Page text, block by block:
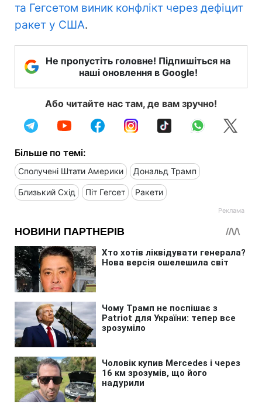
та Гегсетом виник конфлікт через дефіцит
ракет у США.
Не пропустіть головне! Підпишіться на
наші оновлення в Google!
Або читайте нас там, де вам зручно!
Більше по темі:
Сполучені Штати Америки Дональд Трамп
Близький Схід Піт Гегсет Ракети